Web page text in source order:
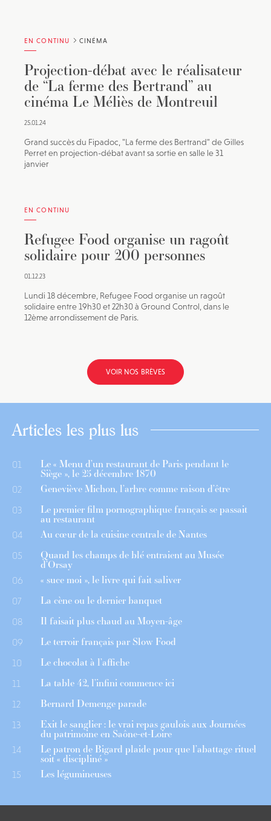
EN CONTINU CINÉMA
Projection-débat avec le réalisateur
de “La ferme des Bertrand” au
cinéma Le Méliès de Montreuil
25.01.24
Grand succès du Fipadoc, "La ferme des Bertrand" de Gilles
Perret en projection-débat avant sa sortie en salle le 31
janvier
EN CONTINU
Refugee Food organise un ragoût
solidaire pour 200 personnes
01.12.23
Lundi 18 décembre, Refugee Food organise un ragoût
solidaire entre 19h30 et 22h30 à Ground Control, dans le
12ème arrondissement de Paris.
VOIR NOS BRÈVES
Articles les plus lus
01 Le « Menu d’un restaurant de Paris pendant le
Siège », le 25 décembre 1870
02 Geneviève Michon, l’arbre comme raison d’être
03 Le premier film pornographique français se passait
au restaurant
04 Au cœur de la cuisine centrale de Nantes
05 Quand les champs de blé entraient au Musée
d’Orsay
06 « suce moi », le livre qui fait saliver
07 La cène ou le dernier banquet
08 Il faisait plus chaud au Moyen-âge
09 Le terroir français par Slow Food
10 Le chocolat à l’affiche
11 La table 42, l’infini commence ici
12 Bernard Demenge parade
13 Exit le sanglier : le vrai repas gaulois aux Journées
du patrimoine en Saône-et-Loire
14 Le patron de Bigard plaide pour que l’abattage rituel
soit « discipliné »
15 Les légumineuses